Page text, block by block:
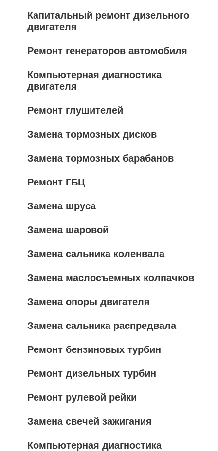
Капитальный ремонт дизельного
двигателя
Ремонт генераторов автомобиля
Компьютерная диагностика
двигателя
Ремонт глушителей
Замена тормозных дисков
Замена тормозных барабанов
Ремонт ГБЦ
Замена шруса
Замена шаровой
Замена сальника коленвала
Замена маслосъемных колпачков
Замена опоры двигателя
Замена сальника распредвала
Ремонт бензиновых турбин
Ремонт дизельных турбин
Ремонт рулевой рейки
Замена свечей зажигания
Компьютерная диагностика